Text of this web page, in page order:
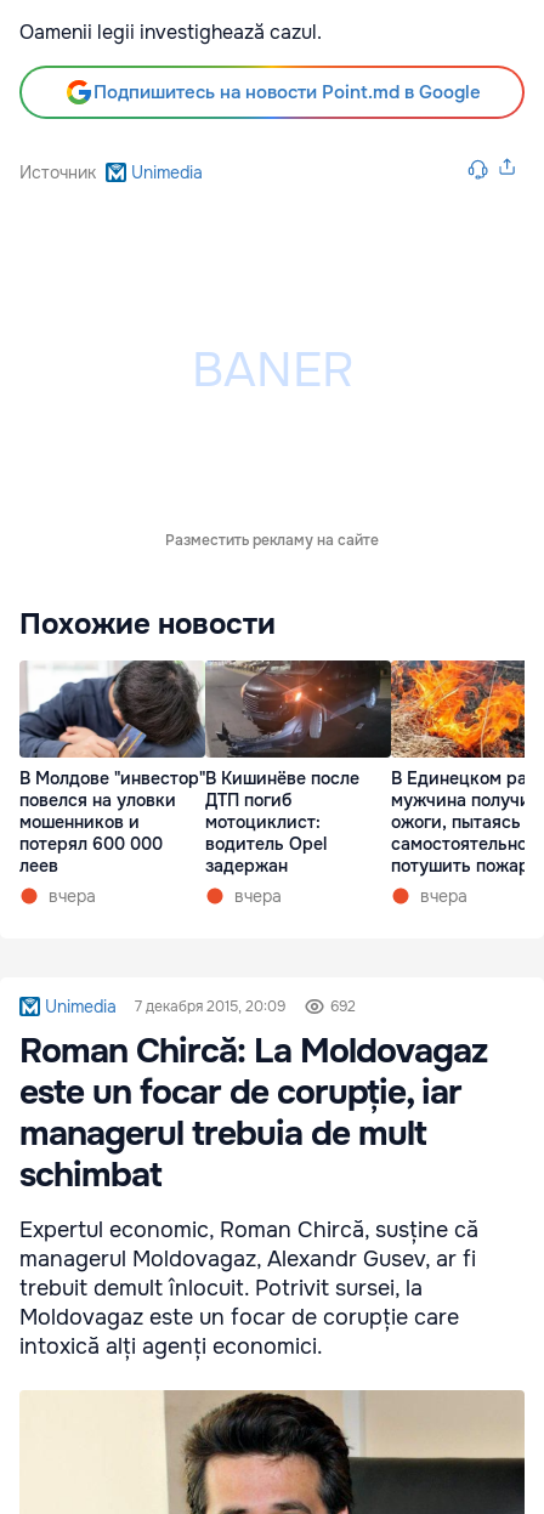
Oamenii legii investighează cazul.
Подпишитесь на новости Point.md в Google
Источник Unimedia
Разместить рекламу на сайте
Похожие новости
В Молдове "инвестор"
повелся на уловки
мошенников и
потерял 600 000
леев
вчера
В Кишинёве после
ДТП погиб
мотоциклист:
водитель Opel
задержан
вчера
В Единецком
мужчина получил
ожоги, пытаясь
самостоятельно
потушить пожар
вчера
Unimedia 7 декабря 2015, 20:09 692
Roman Chircă: La Moldovagaz
este un focar de corupție, iar
managerul trebuia de mult
schimbat
Expertul economic, Roman Chircă, susține că
managerul Moldovagaz, Alexandr Gusev, ar fi
trebuit demult înlocuit. Potrivit sursei, la
Moldovagaz este un focar de corupție care
intoxică alți agenți economici.